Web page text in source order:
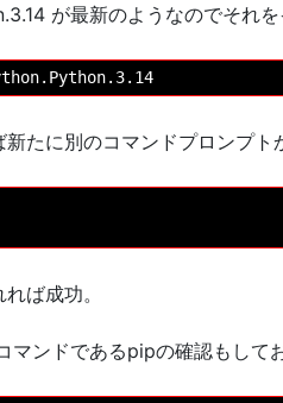
が最新のようなのでそれを
たに別のコマンドプロンプ
ば成功。
ンドであるpipの確認もしてお